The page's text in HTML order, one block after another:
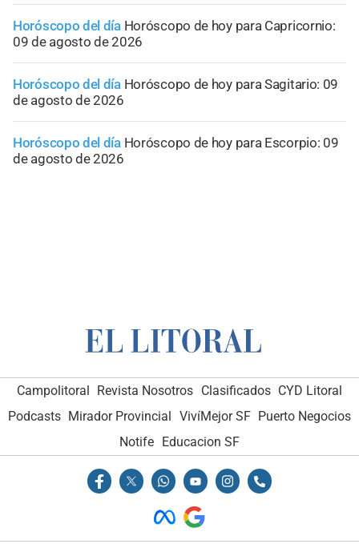
Horóscopo del día Horóscopo de hoy para Capricornio:
09 de agosto de 2026
Horóscopo del día Horóscopo de hoy para Sagitario: 09
de agosto de 2026
Horóscopo del día Horóscopo de hoy para Escorpio: 09
de agosto de 2026
Campolitoral Revista Nosotros Clasificados CYD Litoral
Podcasts Mirador Provincial VivíMejor SF Puerto Negocios
Notife
Educacion SF